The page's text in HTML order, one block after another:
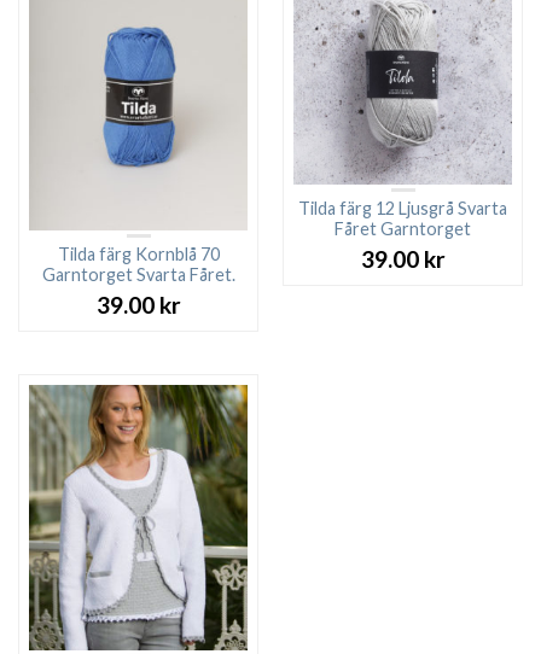
Tilda färg Kornblå 70
Garntorget Svarta Fåret.
39.00 kr
Tilda färg 12 Ljusgrå Svarta
Fåret Garntorget
39.00 kr